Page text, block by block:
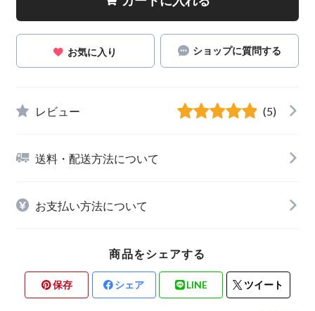
お気に入り ショップに質問する
レビュー (5)
送料・配送方法について
お支払い方法について
商品をシェアする
保存 シェア LINE ツイート